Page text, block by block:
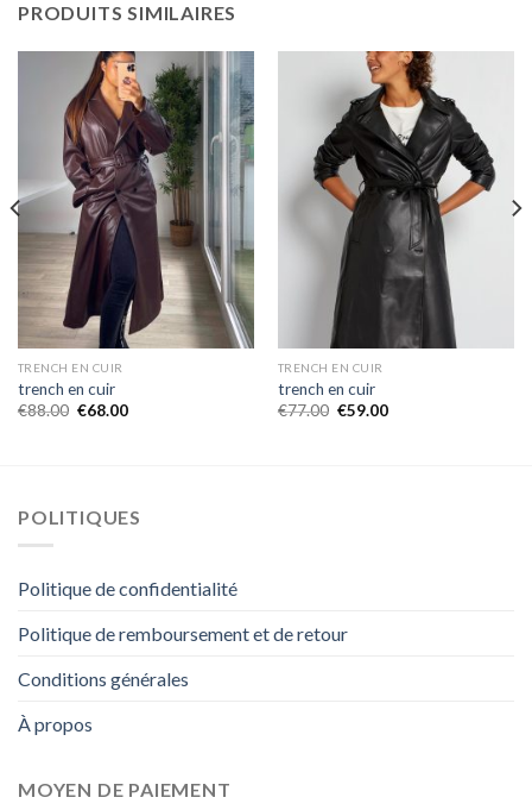
PRODUITS SIMILAIRES
TRENCH EN CUIR
trench en cuir
€88.00 €68.00
TRENCH EN CUIR
trench en cuir
€77.00 €59.00
POLITIQUES
Politique de confidentialité
Politique de remboursement et de retour
Conditions générales
À propos
MOYEN DE PAIEMENT